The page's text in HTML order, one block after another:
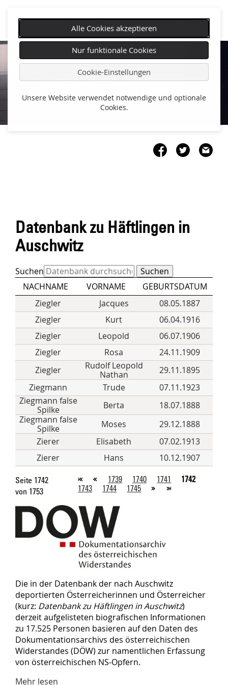
Alle Cookies akzeptieren
Nur funktionale Cookies
Cookie-Einstellungen
Unsere Website verwendet notwendige und optionale
Cookies.
Navigation
überspringen
Die in der Datenbank der nach Auschwitz
deportierten Österreicherinnen und Österreicher
(kurz: Datenbank zu Häftlingen in Auschwitz)
derzeit aufgelisteten biografischen Informationen
zu 17.525 Personen basieren auf den Daten des
Dokumentationsarchivs des österreichischen
Widerstandes (DÖW) zur namentlichen Erfassung
von österreichischen NS-Opfern.
Mehr lesen
Datenbank zu Häftlingen in
Auschwitz
Suchen
NACHNAME
VORNAME
GEBURTSDATUM
Ziegler
Jacques
08.05.1887
Ziegler
Kurt
06.04.1916
Ziegler
Leopold
06.07.1906
Ziegler
Rosa
24.11.1909
Ziegler
Rudolf Leopold
Nathan
29.11.1895
Ziegmann
Trude
07.11.1923
Ziegmann false
Spilke
Berta
18.07.1888
Ziegmann false
Spilke
Moses
29.12.1888
Zierer
Elisabeth
07.02.1913
Zierer
Hans 10.12.1907
Seite 1742
von 1753
1739 1740 1741
1742
1743
1744 1745